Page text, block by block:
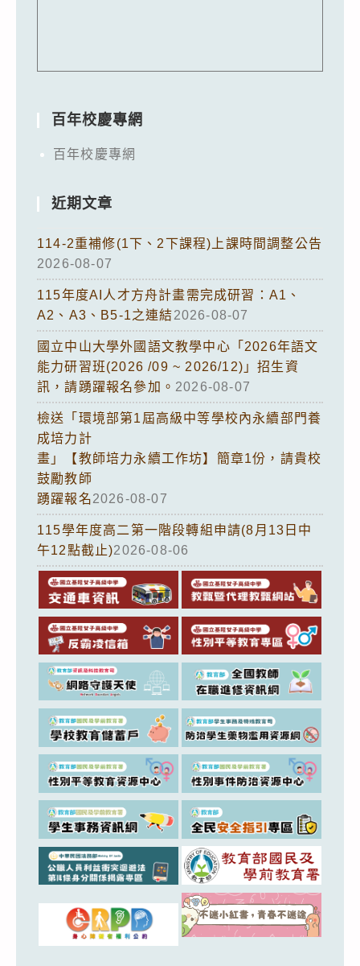
百年校慶專網
百年校慶專網
近期文章
114-2重補修(1下、2下課程)上課時間調整公告
2026-08-07
115年度AI人才方舟計畫需完成研習：A1、
A2、A3、B5-1之連結2026-08-07
國立中山大學外國語文教學中心「2026年語文
能力研習班(2026 /09 ~ 2026/12)」招生資
訊，請踴躍報名參加。 2026-08-07
檢送「環境部第1屆高級中等學校內永續部門養
成培力計
畫」【教師培力永續工作坊】簡章1份，請貴校
鼓勵教師
踴躍報名2026-08-07
115學年度高二第一階段轉組申請(8月13日中
午12點截止)2026-08-06